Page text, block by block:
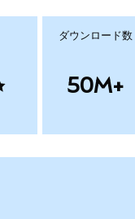
ダウンロード数
50M+